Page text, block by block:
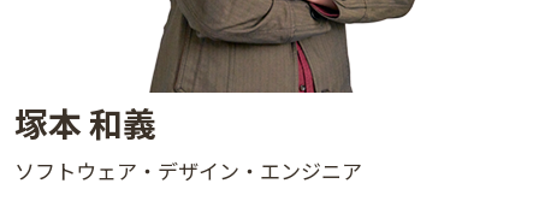
塚本 和義
ソフトウェア・デザイン・エンジニア